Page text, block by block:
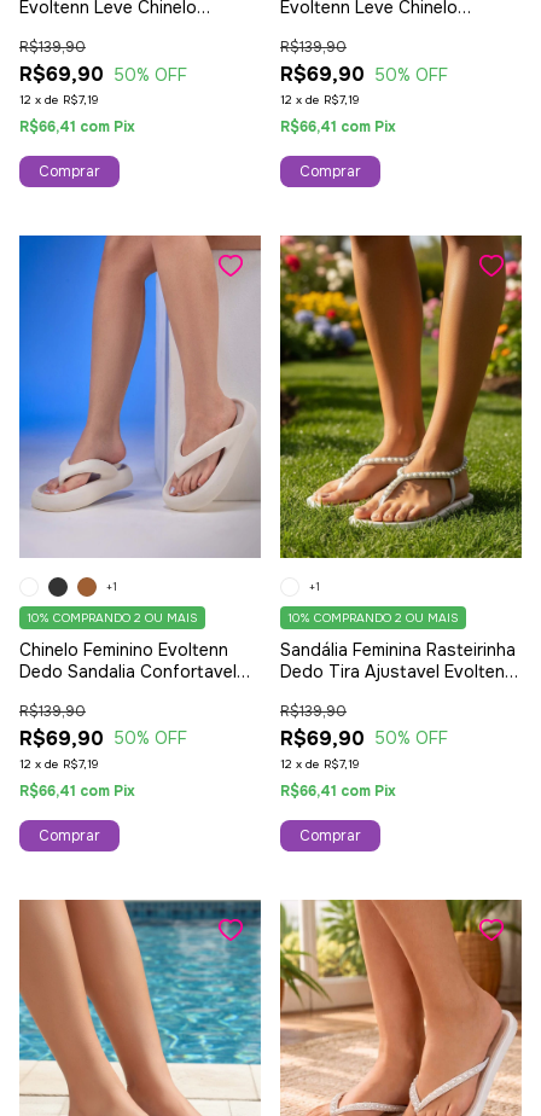
Evoltenn Leve Chinelo
R$69,90
R$139,90
50% OFF
12 x de R$7,19
R$66,41 com Pix
Comprar
Evoltenn Leve Chinelo
R$69,90
R$139,90
50% OFF
12 x de R$7,19
R$66,41 com Pix
Comprar
Chinelo Feminino Evoltenn
Dedo Sandalia Confortavel
R$69,90
R$139,90
50% OFF
12 x de R$7,19
10% COMPRANDO 2 OU MAIS
R$66,41 com Pix
+1
Comprar
Sandália Feminina Rasteirinha
Dedo Tira Ajustavel Evoltenn
R$69,90
R$139,90
50% OFF
12 x de R$7,19
10% COMPRANDO 2 OU MAIS
R$66,41 com Pix
+1
Comprar